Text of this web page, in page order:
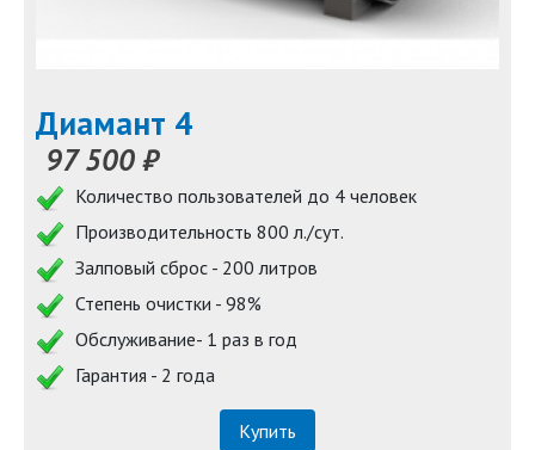
Диамант 4
97 500 ₽
Количество пользователей до 4 человек
Производительность 800 л./сут.
Залповый сброс - 200 литров
Степень очистки - 98%
Обслуживание- 1 раз в год
Гарантия - 2 года
Купить